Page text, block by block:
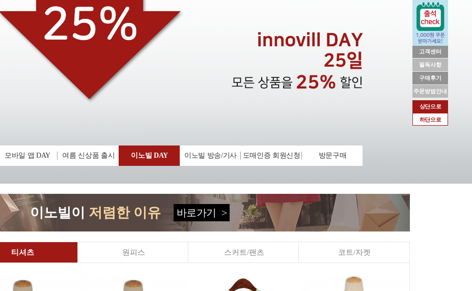
고객센터
필독사항
구매후기
주문방법안내
상단으로
하단으로
모바일 앱 DAY 여름 신상품 출시 이노빌 DAY 이노빌 방송/기사 도매인증 회원신청 방문구매
이노빌이 저렴한 이유 바로가기 >
티셔츠 원피스 스커트/팬츠 코트/자켓